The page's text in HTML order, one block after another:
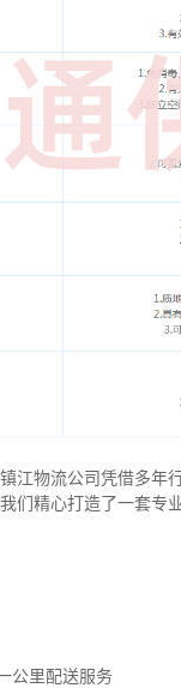
江物流公司凭借多年
们精心打造了一套专
公里配送服务